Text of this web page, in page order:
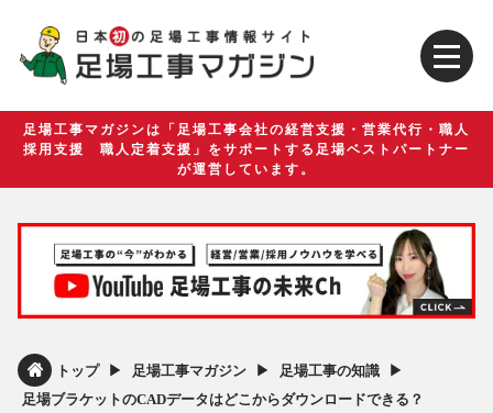
足場工事マガジンは「足場工事会社の経営支援・営業代行・職人
採用支援 職人定着支援」をサポートする足場ベストパートナー
が運営しています。
トップ ▶︎ 足場工事マガジン ▶︎ 足場工事の知識 ▶︎
足場ブラケットのCADデータはどこからダウンロードできる？